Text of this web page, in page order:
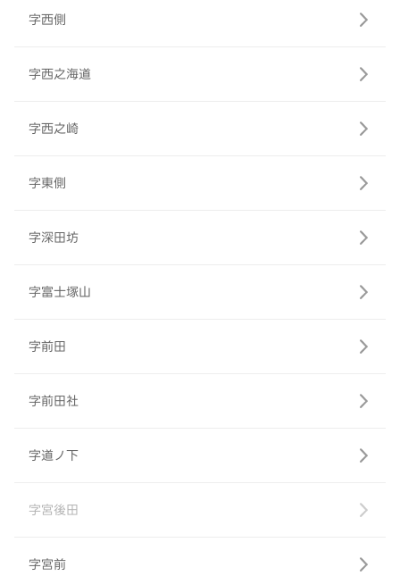
字西側
字西之海道
字西之崎
字東側
字深田坊
字富士塚山
字前田
字前田社
字道ノ下
字宮後田
字宮前